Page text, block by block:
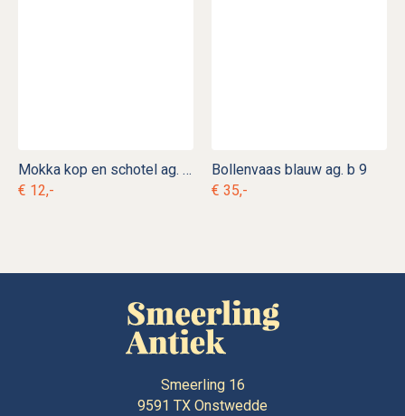
Mokka kop en schotel ag. v 22
€ 12,-
Bollenvaas blauw ag. b 9
€ 35,-
Smeerling 16
9591 TX Onstwedde